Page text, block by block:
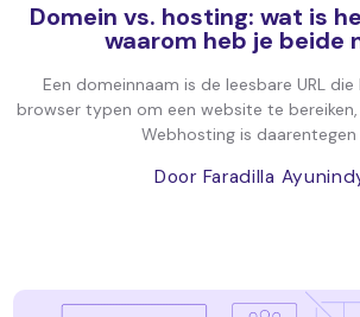
Domein vs. hosting: wat is
waarom heb je beide
Een domeinnaam is de leesbare URL
browser typen om een website te
Webhosting is daarentegen
Door Faradilla